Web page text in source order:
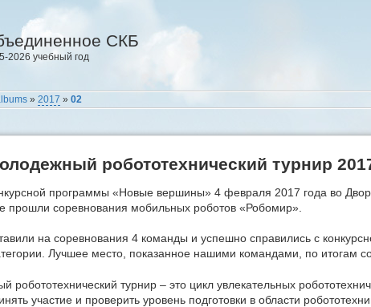
СКБ
2026 учебный год
»2017 »02
робототехнический турнир
программы «Новые вершины» 4 февраля 2017 года во
прошли соревнования мобильных роботов «Робомир».
на соревнования 4 команды и успешно справились с
Лучшее место, показанное нашими командами, по итогам
робототехнический турнир – это цикл увлекательных
участие и проверить уровень подготовки в области